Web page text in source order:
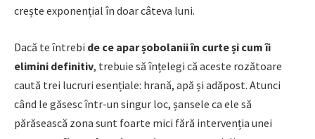
crește exponențial în doar câteva luni.
Dacă te întrebi de ce apar șobolanii în curte și cum îi
elimini definitiv, trebuie să înțelegi că aceste rozătoare
caută trei lucruri esențiale: hrană, apă și adăpost. Atunci
când le găsesc într-un singur loc, șansele ca ele să
părăsească zona sunt foarte mici fără intervenția unei